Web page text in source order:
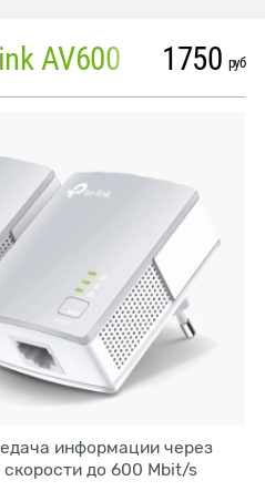
AV600 1750 руб
информации через
до 600 Mbit/s